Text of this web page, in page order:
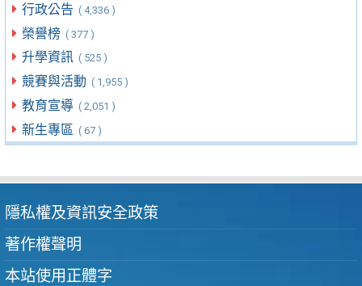
行政公告 ( 4,336 )
榮譽榜 ( 377 )
升學資訊 ( 525 )
競賽與活動 ( 1,955 )
教育宣導 ( 2,051 )
新生專區 ( 67 )
隱私權及資訊安全政策
著作權聲明
本站使用正體字